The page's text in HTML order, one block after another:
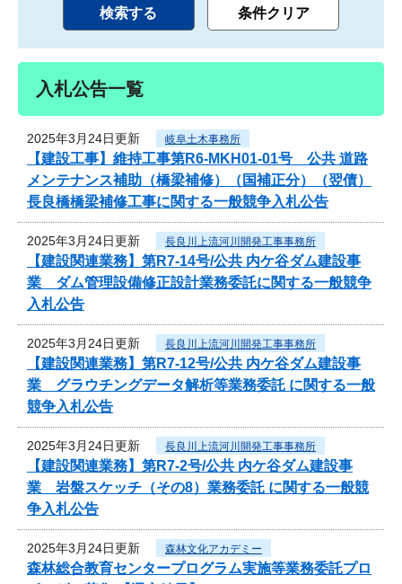
入札公告一覧
2025年3月24日更新 岐阜土木事務所
【建設工事】維持工事第R6-MKH01-01号 公共 道路
メンテナンス補助（橋梁補修）（国補正分）（翌債）
長良橋橋梁補修工事に関する一般競争入札公告
2025年3月24日更新 長良川上流河川開発工事事務所
【建設関連業務】第R7-14号/公共 内ケ谷ダム建設事
業 ダム管理設備修正設計業務委託に関する一般競争
入札公告
2025年3月24日更新 長良川上流河川開発工事事務所
【建設関連業務】第R7-12号/公共 内ケ谷ダム建設事
業 グラウチングデータ解析等業務委託 に関する一般
競争入札公告
2025年3月24日更新 長良川上流河川開発工事事務所
【建設関連業務】第R7-2号/公共 内ケ谷ダム建設事
業 岩盤スケッチ（その8）業務委託 に関する一般競
争入札公告
2025年3月24日更新 森林文化アカデミー
森林総合教育センタープログラム実施等業務委託プロ